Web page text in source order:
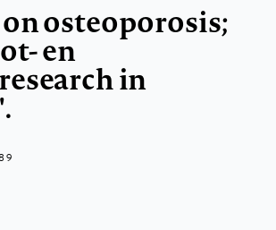
osteoporosis;
en
in